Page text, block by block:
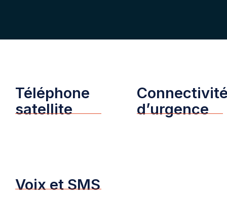
Téléphone
satellite
d’urgence
Voix et SMS